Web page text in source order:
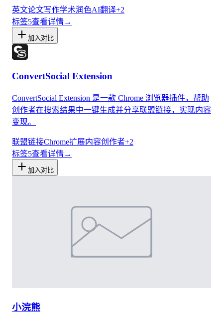
英文论文写作学术润色AI翻译+2
标签5查看详情→
加入对比
ConvertSocial Extension
ConvertSocial Extension 是一款 Chrome 浏览器插件，帮助
创作者在搜索结果中一键生成并分享联盟链接，实现内容
变现。
联盟链接Chrome扩展内容创作者+2
标签5查看详情→
加入对比
小浣熊